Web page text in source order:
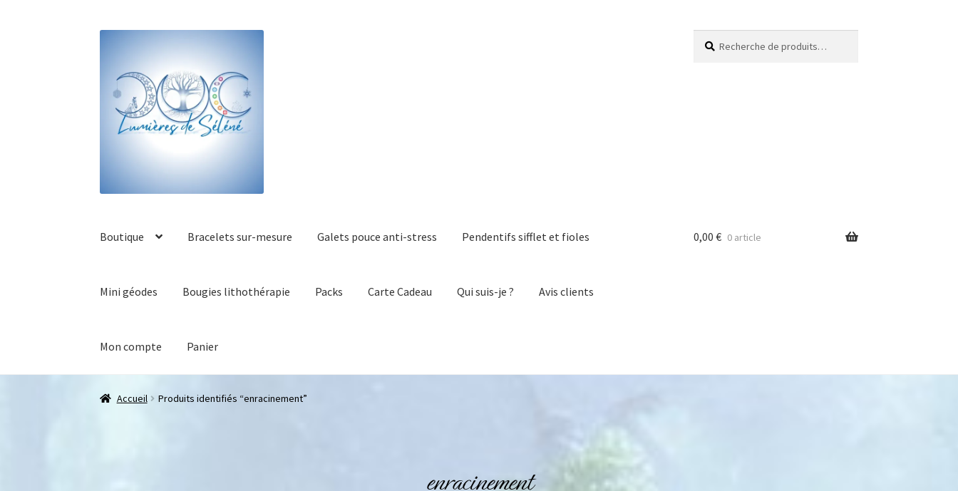
Boutique Bracelets sur-mesure Galets pouce anti-stress Pendentifs sifflet et fioles
Mini géodes Bougies lithothérapie Packs Carte Cadeau Qui suis-je ? Avis clients
Mon compte Panier
0,00 € 0 article
Accueil Produits identifiés “enracinement”
enracinement